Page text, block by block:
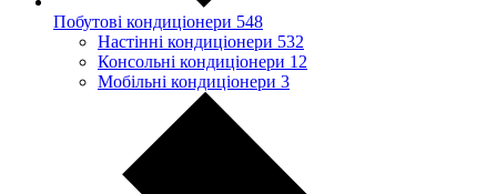
Побутові кондиціонери 548
Настінні кондиціонери 532
Консольні кондиціонери 12
Мобільні кондиціонери 3